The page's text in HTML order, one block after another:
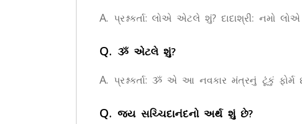
A. પ્રશ્નકર્તા: લોએ એટલે શું? દાદાશ્રી:
Q.ૐ એટલે શું?
A. પ્રશ્નકર્તા: ૐ એ આ નવકાર મંત્રનું ટૂંકું ફોર્મ
Q.જય સચ્ચિદાનંદનો અર્થ શું છે?